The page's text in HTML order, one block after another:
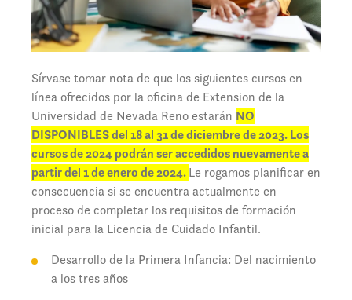
Sírvase tomar nota de que los siguientes cursos en
línea ofrecidos por la oficina de Extension de la
Universidad de Nevada Reno estarán NO
DISPONIBLES del 18 al 31 de diciembre de 2023. Los
cursos de 2024 podrán ser accedidos nuevamente a
partir del 1 de enero de 2024.Le rogamos planificar en
consecuencia si se encuentra actualmente en
proceso de completar los requisitos de formación
inicial para la Licencia de Cuidado Infantil.
Desarrollo de la Primera Infancia: Del nacimiento
a los tres años